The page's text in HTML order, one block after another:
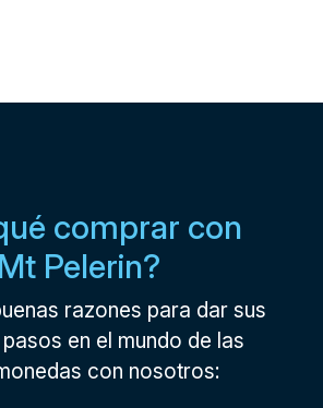
comprar con
Mt Pelerin?
razones para dar sus
en el mundo de las
con nosotros: